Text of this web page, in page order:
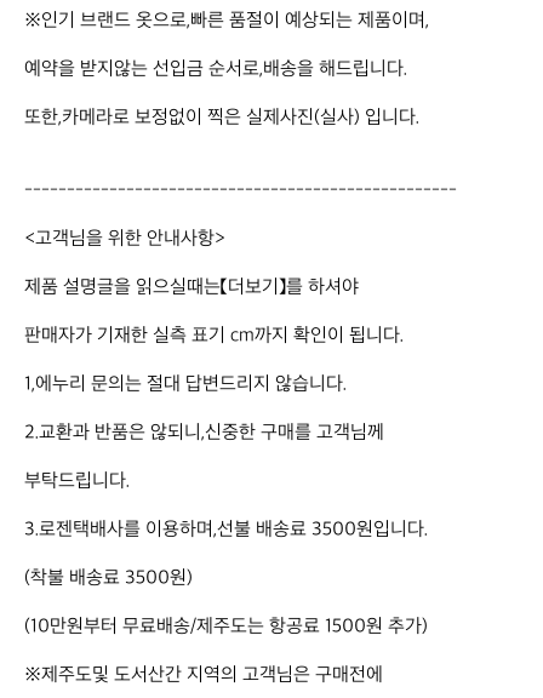
※인기 브랜드 옷으로,빠른 품절이 예상되는 제품이며,
예약을 받지않는 선입금 순서로,배송을 해드립니다.
또한,카메라로 보정없이 찍은 실제사진(실사) 입니다.
---------------------------------------------------
<고객님을 위한 안내사항>
제품 설명글을 읽으실때는【더보기】를 하셔야
판매자가 기재한 실측 표기 cm까지 확인이 됩니다.
1,에누리 문의는 절대 답변드리지 않습니다.
2.교환과 반품은 않되니,신중한 구매를 고객님께
부탁드립니다.
3.로젠택배사를 이용하며,선불 배송료 3500원입니다.
(착불 배송료 3500원)
(10만원부터 무료배송/제주도는 항공료 1500원 추가)
※제주도및 도서산간 지역의 고객님은 구매전에